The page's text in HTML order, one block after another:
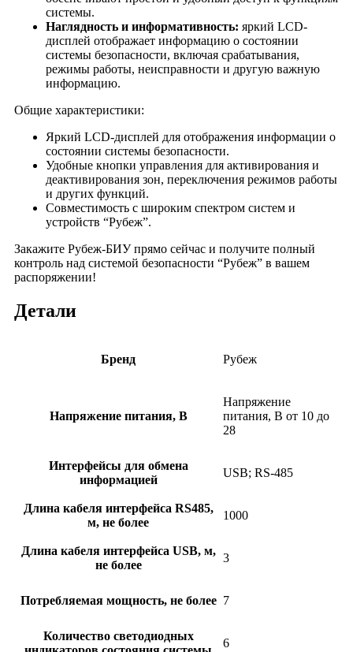
системы.
Наглядность и информативность: яркий LCD-
дисплей отображает информацию о состоянии
системы безопасности, включая срабатывания,
режимы работы, неисправности и другую важную
информацию.
Общие характеристики:
Яркий LCD-дисплей для отображения информации о
состоянии системы безопасности.
Удобные кнопки управления для активирования и
деактивирования зон, переключения режимов работы
и других функций.
Совместимость с широким спектром систем и
устройств “Рубеж”.
Закажите Рубеж-БИУ прямо сейчас и получите полный
контроль над системой безопасности “Рубеж” в вашем
распоряжении!
Детали
Бренд Рубеж
Напряжение питания, В
Напряжение
питания, В от 10 до
28
Интерфейсы для обмена
информацией
USB; RS-485
Длина кабеля интерфейса RS485,
м, не более
1000
Длина кабеля интерфейса USB, м,
не более
3
Потребляемая мощность, не более 7
Количество светодиодных
6